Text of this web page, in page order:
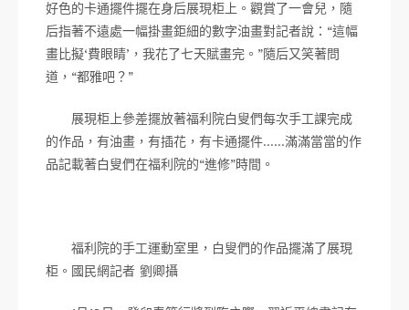
好色的卡通擺件擺在身后展現柜上。觀賞了一會兒，隨
后指著不遠處一幅掛畫鉅細的數字油畫對記者說：“這幅
畫比擬‘費眼睛’，我花了七天賦畫完。”隨后又笑著問
道，“都雅吧？”
展現柜上參差擺放著福利院白叟們每次手工課完成
的作品，有油畫，有插花，有卡通擺件……滿滿當當的作
品記載著白叟們在福利院的“進修”時間。
福利院的手工運動室里，白叟們的作品擺滿了展現
柜。國民網記者 劉卿攝